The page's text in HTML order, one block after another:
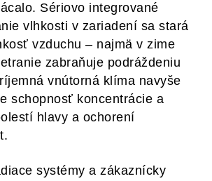
Sériovo integrované
vlhkosti v zariadení sa stará
vzduchu – najmä v zime
zabraňuje podráždeniu
vnútorná klíma navyše
schopnosť koncentrácie a
hlavy a ochorení
systémy a zákaznícky